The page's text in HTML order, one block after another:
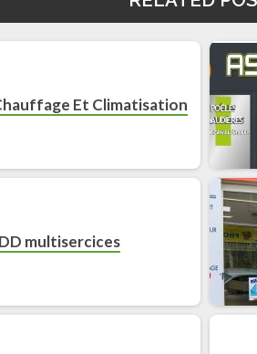
Et Climatisation
DD multisercices